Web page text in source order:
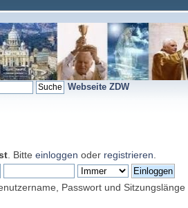
Webseite ZDW
. Bitte einloggen oder registrieren
Passwort und Sitzungslänge